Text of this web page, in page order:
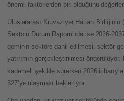
önemli faktörlerden biri olduğunu
Uluslararası Kruvaziyer Hatları Birliğinin
Sektörü Durum Raporu'nda ise 2026-
geminin sektöre dahil edilmesi, sektör
yatırımın gerçekleştirilmesi
kademeli şekilde sürerken 2026
327’ye ulaşması bekleniyor.